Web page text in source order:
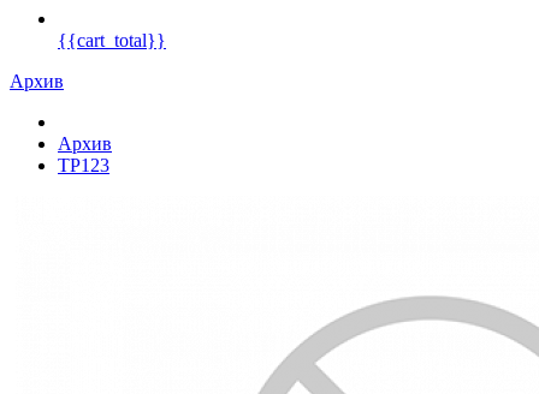
{{cart_total}}
Архив
Архив
TP123